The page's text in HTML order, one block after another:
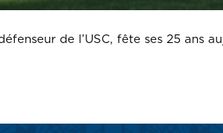
de l’USC, fête ses 25 ans